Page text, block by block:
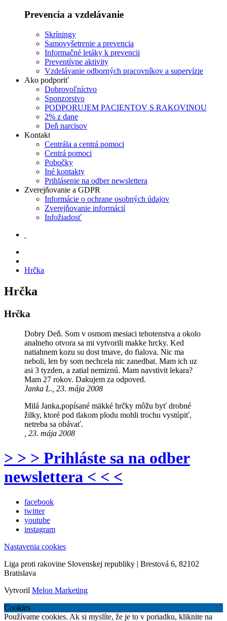
Prevencia a vzdelávanie
Skríningy
Samovyšetrenie a prevencia
Informačné letáky k prevencii
Preventívne aktivity
Vzdelávanie odborných pracovníkov a supervízie
Ako podporiť
Dobrovoľníctvo
Sponzorstvo
PODPORUJEM PACIENTOV S RAKOVINOU
2% z dane
Deň narcisov
Kontakt
Centrála a centrá pomoci
Centrá pomoci
Pobočky
Iné kontakty
Prihlásenie na odber newslettera
Zverejňovanie a GDPR
Informácie o ochrane osobných údajov
Zverejňovanie informácií
Infožiadosť
Hrčka
Hrčka
Hrčka
Dobry Deň. Som v osmom mesiaci tehotenstva a okolo
analneho otvora sa mi vytvorili makke hrcky. Ked
natiahnem kozu su dost tmave, do fialova. Nic ma
neboli, len by som nechcela nic zanedbat. Mam ich uz
asi 3 tyzden, a zatial nemiznú. Mam navstivit lekara?
Mam 27 rokov. Dakujem za odpoved.
Janka L., 23. mája 2008
Milá Janka,popísané mäkké hrčky môžu byť drobné
žilky, ktoré pod tlakom plodu mohli trochu vystúpiť,
netreba sa obávať.
, 23. mája 2008
> > > Prihláste sa na odber
newslettera < < <
facebook
twitter
youtube
instagram
Nastavenia cookies
Liga proti rakovine Slovenskej republiky | Brestová 6, 82102
Bratislava
Vytvoril Melon Marketing
Cookies
Používame cookies. Ak si myslíte, že je to v poriadku, kliknite na